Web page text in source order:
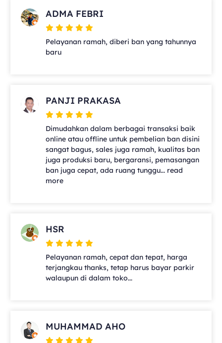
ADMA FEBRI
Pelayanan ramah, diberi ban yang tahunnya
baru
PANJI PRAKASA
Dimudahkan dalam berbagai transaksi baik
online atau offline untuk pembelian ban disini
sangat bagus, sales juga ramah, kualitas ban
juga produksi baru, bergaransi, pemasangan
ban juga cepat, ada ruang tunggu... read
more
HSR
Pelayanan ramah, cepat dan tepat, harga
terjangkau thanks, tetap harus bayar parkir
walaupun di dalam toko...
MUHAMMAD AHO